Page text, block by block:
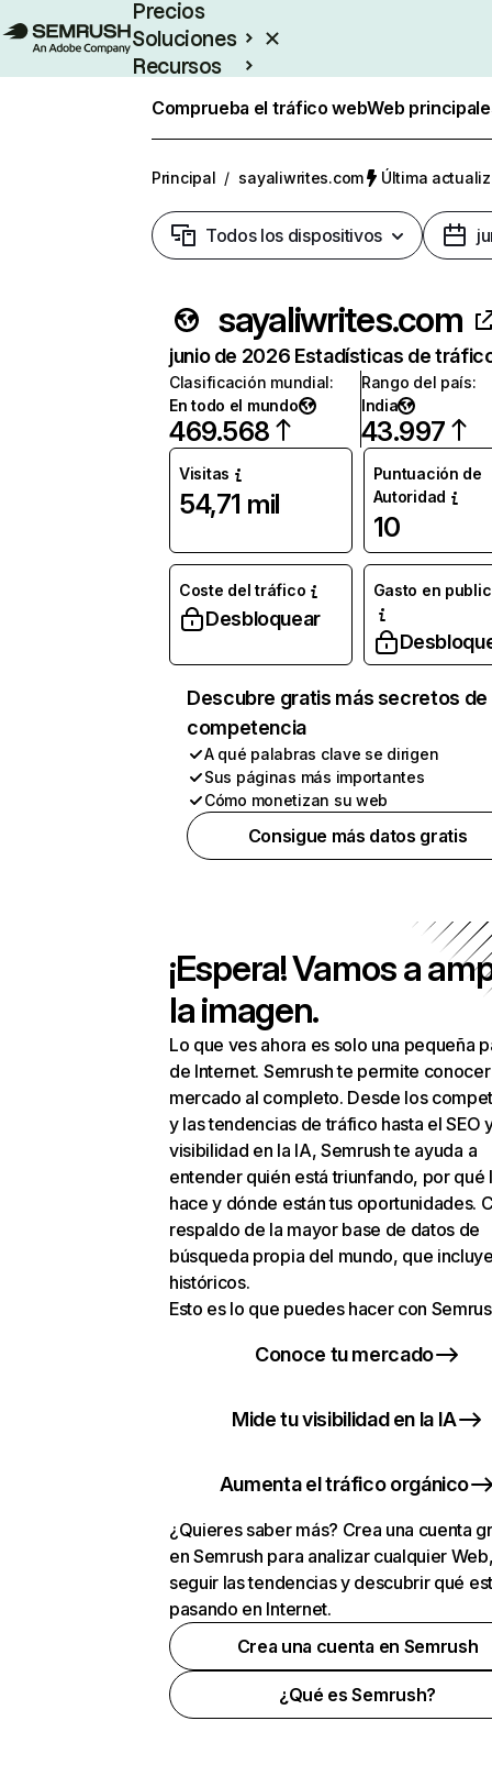
Precios
Soluciones
Recursos
Comprueba el tráfico webWeb
Principal / sayaliwrites.com Última
Todos los dispositivos
sayaliwrites.com
junio de 2026 Estadísticas de
Clasificación mundial:
En todo el mundo
469.568
Rango del país:
India
43.997
Visitas
54,71 mil
Puntuación de
Autoridad
10
Coste del tráfico
Desbloquear
Gasto en
Descubre gratis más secretos de
competencia
A qué palabras clave se dirigen
Sus páginas más importantes
Cómo monetizan su web
Consigue más datos gratis
¡Espera! Vamos a
la imagen.
Lo que ves ahora es solo una pequeña
de Internet. Semrush te permite
mercado al completo. Desde los
y las tendencias de tráfico hasta el SEO
visibilidad en la IA, Semrush te ayuda a
entender quién está triunfando, por qué
hace y dónde están tus oportunidades.
respaldo de la mayor base de datos de
búsqueda propia del mundo, que
históricos.
Esto es lo que puedes hacer con
Conoce tu mercado
Mide tu visibilidad en la IA
Aumenta el tráfico orgánico
¿Quieres saber más? Crea una cuenta
en Semrush para analizar cualquier
seguir las tendencias y descubrir qué
pasando en Internet.
Crea una cuenta en Semrush
¿Qué es Semrush?